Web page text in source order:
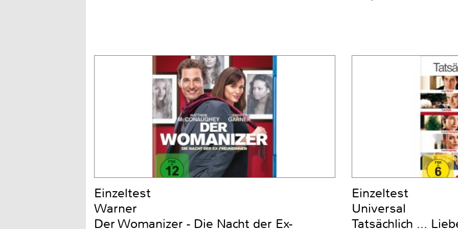
Einzeltest
Warner
Der Womanizer - Die Nacht der Ex-
Einzeltest
Universal
Tatsächlich ...